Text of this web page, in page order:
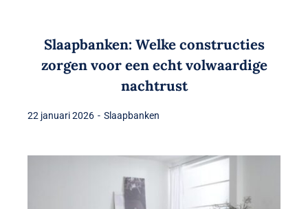
Slaapbanken: Welke constructies
zorgen voor een echt volwaardige
nachtrust
22 januari 2026 - Slaapbanken